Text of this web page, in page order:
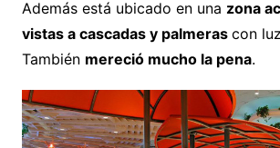
Además está ubicado en una zona
vistas a cascadas y palmeras con
También mereció mucho la pena.